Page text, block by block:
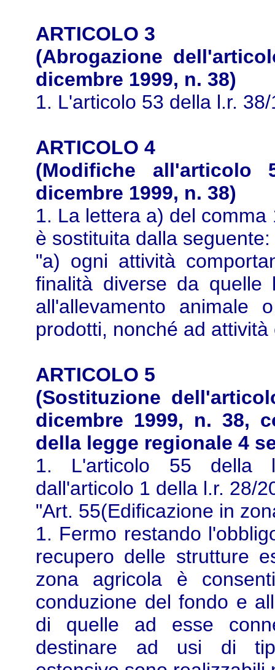
ARTICOLO 3
(Abrogazione
dicembre 1999, n. 38)
1. L'articolo 53 della l.r.
ARTICOLO 4
(Modifiche all'articolo
dicembre 1999, n. 38)
1. La lettera a) del
è sostituita dalla seguente:
"a) ogni attività
finalità diverse da quelle
all'allevamento animale
prodotti, nonché ad
ARTICOLO 5
(Sostituzione
dicembre 1999, n. 38,
della legge regionale 4
1. L'articolo 55 della
dall'articolo 1 della l.r. 28/
"Art. 55(Edificazione in
1. Fermo restando
recupero delle strutture
zona agricola è
conduzione del fondo e
di quelle ad esse
destinare ad usi di